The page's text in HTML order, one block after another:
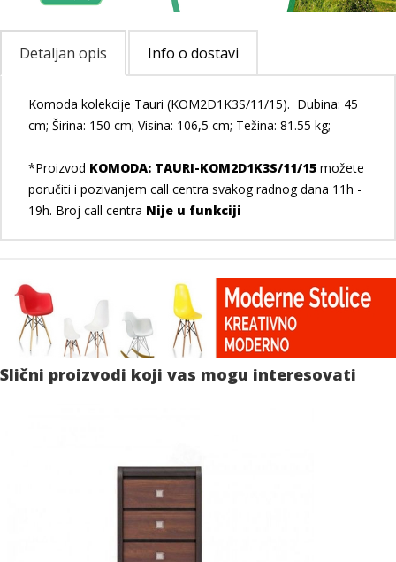
Detaljan opis Info o dostavi
Komoda kolekcije Tauri (KOM2D1K3S/11/15). Dubina: 45
cm; Širina: 150 cm; Visina: 106,5 cm; Težina: 81.55 kg;
*Proizvod KOMODA: TAURI-KOM2D1K3S/11/15 možete
poručiti i pozivanjem call centra svakog radnog dana 11h -
19h. Broj call centra Nije u funkciji
Slični proizvodi koji vas mogu interesovati